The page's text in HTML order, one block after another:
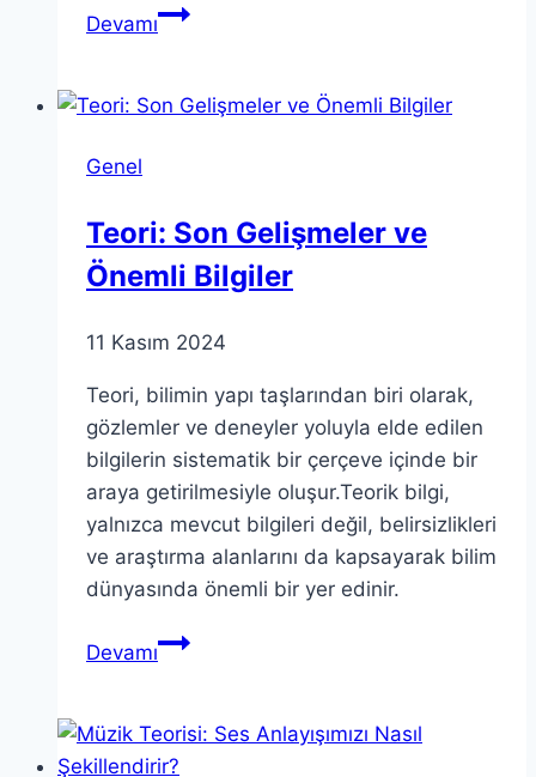
DevamıTeori
İkisi
Genel
Teori: Son Gelişmeler ve
Önemli Bilgiler
11 Kasım 2024
Teori, bilimin yapı taşlarından biri olarak,
gözlemler ve deneyler yoluyla elde edilen
bilgilerin sistematik bir çerçeve içinde bir
araya getirilmesiyle oluşur.Teorik bilgi,
yalnızca mevcut bilgileri değil, belirsizlikleri
ve araştırma alanlarını da kapsayarak bilim
dünyasında önemli bir yer edinir.
DevamıTeori:
ve
Önemli